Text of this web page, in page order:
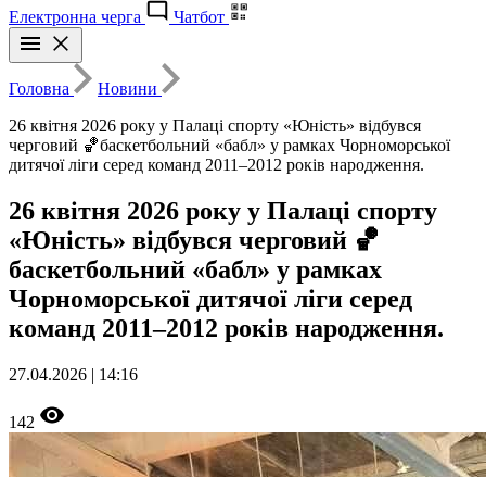
Електронна черга
Чатбот
Головна
Новини
26 квітня 2026 року у Палаці спорту «Юність» відбувся
черговий 🏀баскетбольний «бабл» у рамках Чорноморської
дитячої ліги серед команд 2011–2012 років народження.
26 квітня 2026 року у Палаці спорту
«Юність» відбувся черговий 🏀
баскетбольний «бабл» у рамках
Чорноморської дитячої ліги серед
команд 2011–2012 років народження.
27.04.2026 | 14:16
142